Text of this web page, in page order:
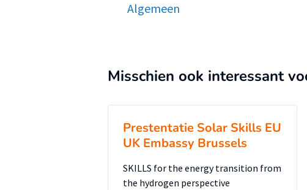
Algemeen
Misschien ook interessant
Prestentatie Solar Skills EU
UK Embassy Brussels
SKILLS for the energy transition from
the hydrogen perspective